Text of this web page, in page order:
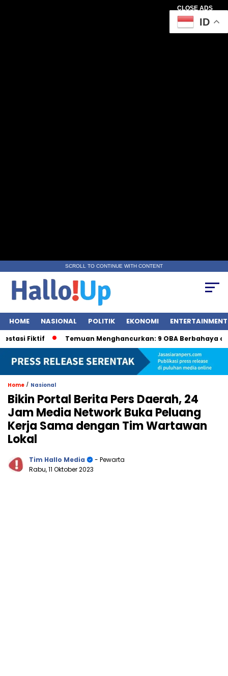
CLOSE ADS
SCROLL TO CONTINUE WITH CONTENT
HOME NASIONAL POLITIK EKONOMI ENTERTAINMENT
Fiktif Temuan Menghancurkan: 9 OBA Berbahaya oleh
Home / Nasional
Bikin Portal Berita Pers Daerah, 24
Jam Media Network Buka Peluang
Kerja Sama dengan Tim Wartawan
Lokal
Tim Hallo Media
- Pewarta
Rabu, 11 Oktober 2023
ID